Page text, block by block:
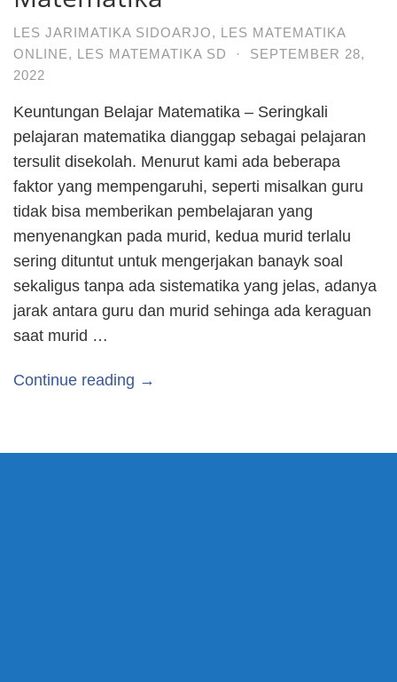
LES JARIMATIKA SIDOARJO, LES MATEMATIKA
ONLINE, LES MATEMATIKA SD ·
SEPTEMBER 28,
2022
Keuntungan Belajar Matematika – Seringkali
pelajaran matematika dianggap sebagai pelajaran
tersulit disekolah. Menurut kami ada beberapa
faktor yang mempengaruhi, seperti misalkan guru
tidak bisa memberikan pembelajaran yang
menyenangkan pada murid, kedua murid terlalu
sering dituntut untuk mengerjakan banayk soal
sekaligus tanpa ada sistematika yang jelas, adanya
jarak antara guru dan murid sehinga ada keraguan
saat murid …
Continue reading →